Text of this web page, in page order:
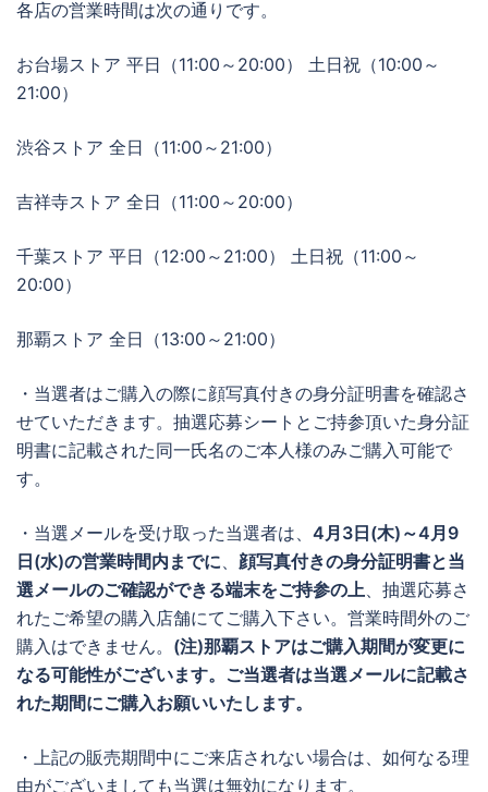
各店の営業時間は次の通りです。
お台場ストア 平日（11:00～20:00） 土日祝（10:00～
21:00）
渋谷ストア 全日（11:00～21:00）
吉祥寺ストア 全日（11:00～20:00）
千葉ストア 平日（12:00～21:00） 土日祝（11:00～
20:00）
那覇ストア 全日（13:00～21:00）
・当選者はご購入の際に顔写真付きの身分証明書を確認さ
せていただきます。抽選応募シートとご持参頂いた身分証
明書に記載された同一氏名のご本人様のみご購入可能で
す。
・当選メールを受け取った当選者は、 4月3日(木)～4月9
日(水)の営業時間内までに
顔写真付きの身分証明書と当
選メールのご確認ができる端末をご持参の上 、抽選応募さ
れたご希望の購入店舗にてご購入下さい。営業時間外のご
購入はできません。 (注)那覇ストアはご購入期間が変更に
なる可能性がございます。ご当選者は当選メールに記載さ
れた期間にご購入お願いいたします。
・上記の販売期間中にご来店されない場合は、如何なる理
由がございましても当選は無効になります。